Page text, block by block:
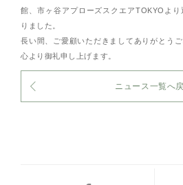
館、市ヶ谷アプローズスクエアTOKYOよ
りました。
長い間、ご愛顧いただきましてありがとう
心より御礼申し上げます。
ニュース一覧へ